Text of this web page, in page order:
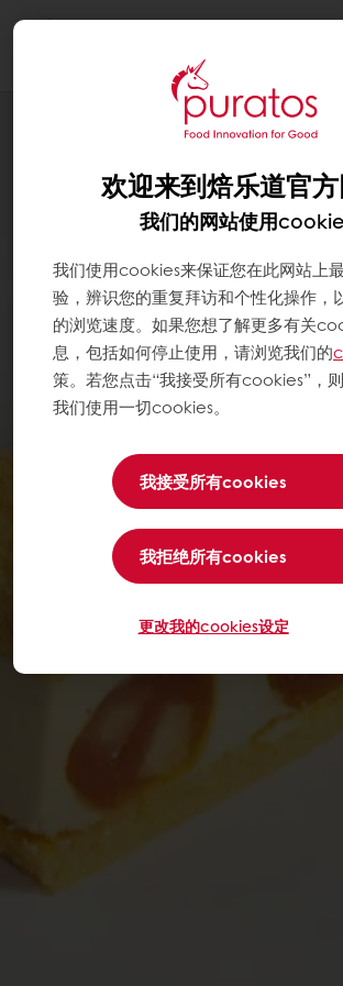
欢迎来到焙乐道官
我们的网站使用
我们使用cookies来保证您在此网站上
验，辨识您的重复拜访和个性化操作，
的浏览速度。如果您想了解更多有关
息，包括如何停止使用，请浏览我们的
策。若您点击“我接受所有cookies”，
我们使用一切cookies。
我接受所有cookies
我拒绝所有cookies
更改我的cookies设定